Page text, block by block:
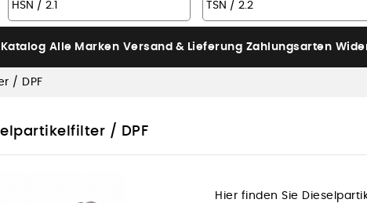
Katalog Alle Marken Versand & Lieferung Zahlungsarten
/ DPF
/ DPF
Hier finden Sie